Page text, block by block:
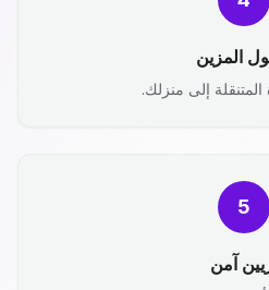
المزين
إلى منزلك.
5
آمن